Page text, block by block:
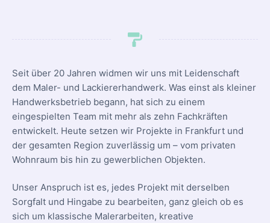
Seit über 20 Jahren widmen wir uns mit Leidenschaft
dem Maler- und Lackiererhandwerk. Was einst als kleiner
Handwerksbetrieb begann, hat sich zu einem
eingespielten Team mit mehr als zehn Fachkräften
entwickelt. Heute setzen wir Projekte in Frankfurt und
der gesamten Region zuverlässig um – vom privaten
Wohnraum bis hin zu gewerblichen Objekten.
Unser Anspruch ist es, jedes Projekt mit derselben
Sorgfalt und Hingabe zu bearbeiten, ganz gleich ob es
sich um klassische Malerarbeiten, kreative